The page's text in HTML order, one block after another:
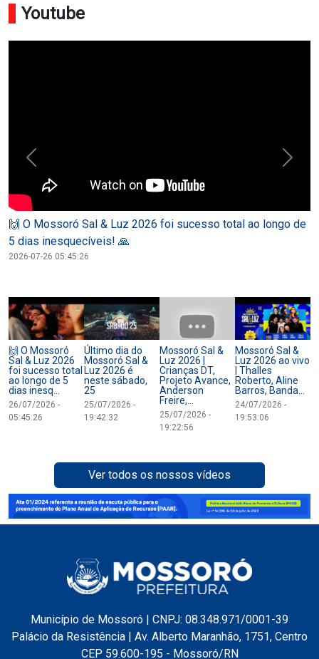
Youtube
🙌 O Mossoró Sal & Luz 2026 foi sucesso total ao longo de
5 dias inesquecíveis! 🙏
2026-07-26 05:45:26
🙌 O Mossoró
Sal & Luz 2026
foi sucesso total
ao longo de 5
dias inesq...
26/07/2026 -
05:45:26
Último dia do
Mossoró Sal &
Luz 2026 é
neste sábado,
25
25/07/2026 -
19:42:32
Mossoró Sal &
Luz 2026 |
Crianças DT,
Projeto Avance,
Anderson
Freire,...
25/07/2026 -
19:22:56
Mossoró Sal &
Luz 2026 ao vivo
| Thalles
Roberto, Aline
Barros, Banda...
24/07/2026 -
19:53:06
Ver todos os nossos vídeos
Município de Mossoró | CNPJ: 08.348.971/0001-39
Palácio da Resistência | Av. Alberto Maranhão, 1751, Centro
CEP 59.600-195 - Mossoró/RN